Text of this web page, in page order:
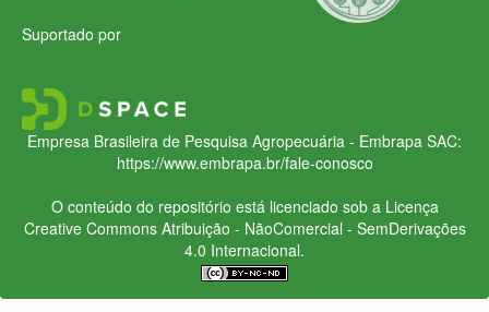
Suportado por
Empresa Brasileira de Pesquisa Agropecuária - Embrapa SAC:
https://www.embrapa.br/fale-conosco
O conteúdo do repositório está licenciado sob a Licença
Creative CommonsAtribuição - NãoComercial - SemDerivações
4.0 Internacional.